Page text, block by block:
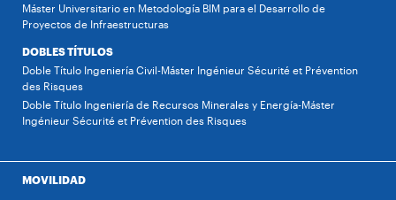
Máster Universitario en Metodología BIM para el Desarrollo de
Proyectos de Infraestructuras
DOBLES TÍTULOS
Doble Título Ingeniería Civil-Máster Ingénieur Sécurité et Prévention
des Risques
Doble Título Ingeniería de Recursos Minerales y Energía-Máster
Ingénieur Sécurité et Prévention des Risques
MOVILIDAD